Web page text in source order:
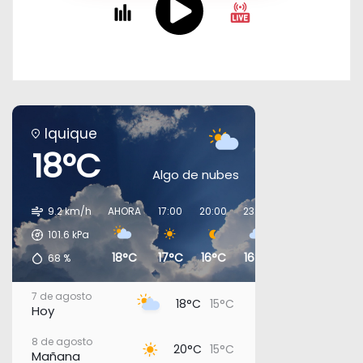
Iquique
18°C Algo de nubes
9.2 km/h
101.6 kPa
68 %
AHORA
18°C
17:00
17°C
20:00
16°C
23:00
16°C
7 de agosto
Hoy 18°C 15°C
8 de agosto
Mañana 20°C 15°C